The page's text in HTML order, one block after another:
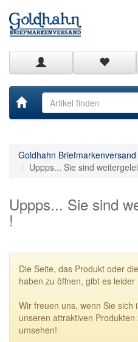
Goldhahn Briefmarkenversand
Uppps... Sie sind
Uppps... Sie sind
!
Die Seite, das Produkt oder
haben zu öffnen, gibt es
Wir freuen uns, wenn Sie sich
unseren attraktiven
umsehen!